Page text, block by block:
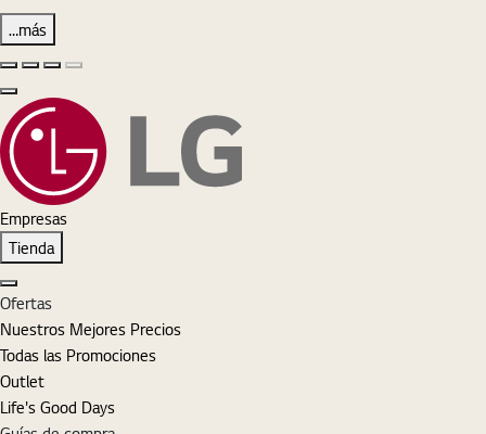
…más
Cerrar
Empresas
Tienda
Cerrar
Ofertas
Nuestros Mejores Precios
Todas las Promociones
Outlet
Life's Good Days